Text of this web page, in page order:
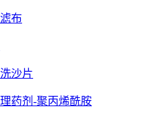
布
沙片
药剂-聚丙烯酰胺